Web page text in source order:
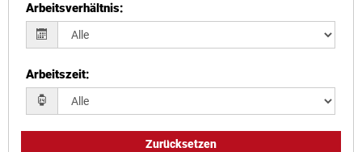
Arbeitsverhältnis:
Arbeitszeit:
Zurücksetzen